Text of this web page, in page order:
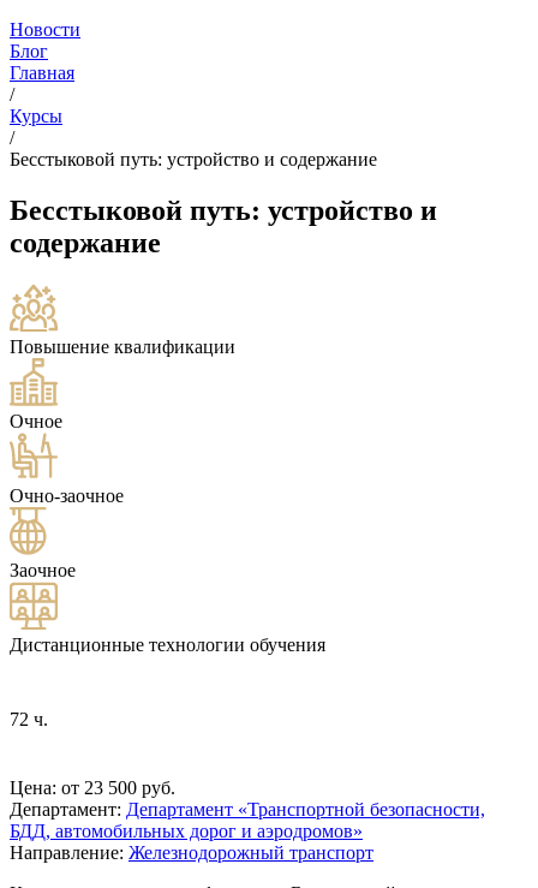
Новости
Блог
Главная
/
Курсы
/
Бесстыковой путь: устройство и содержание
Бесстыковой путь: устройство и
содержание
Повышение квалификации
Очное
Очно-заочное
Заочное
Дистанционные технологии обучения
72 ч.
Цена: от 23 500 руб.
Департамент: Департамент «Транспортной безопасности,
БДД, автомобильных дорог и аэродромов»
Направление: Железнодорожный транспорт